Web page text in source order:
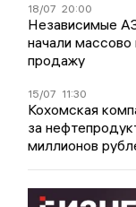
18/07 20:00
Независимые
начали массово
продажу
15/07 11:30
Кохомская
за
миллионов